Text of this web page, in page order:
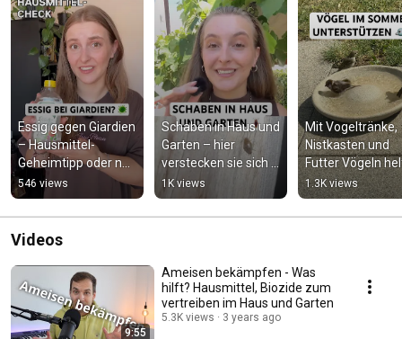
Essig gegen Giardien
– Hausmittel-
Geheimtipp oder nur
ein Mythos? 🦠🐶
546 views
Schaben in Haus und
Garten – hier
verstecken sie sich
am liebsten!
Schaben
bekämpfen mit
1K views
Mit Vogeltränke,
Nistkasten und
Futter Vögeln
und ihnen den
Sommer
🐦☀️
1.3K views
Videos
9:55
Ameisen bekämpfen - Was
hilft? Hausmittel, Biozide zum
vertreiben im Haus und Garten
5.3K views 3 years ago